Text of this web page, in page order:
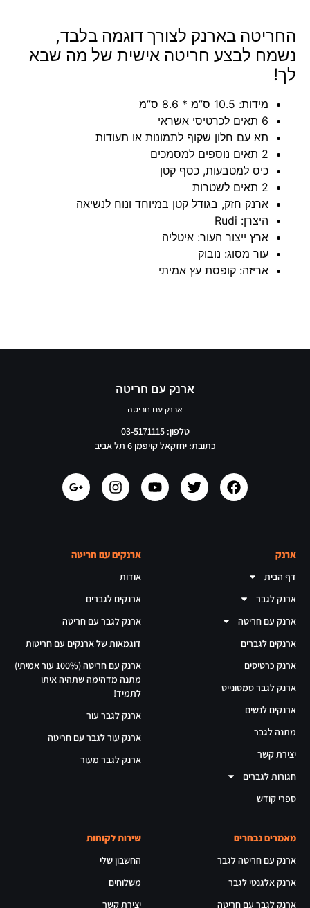
החריטה בארנק לצורך דוגמה בלבד,
נשמח לבצע חריטה אישית של מה שבא
לך!
מידות: 10.5 ס”מ * 8.6 ס”מ
6 תאים לכרטיסי אשראי
תא עם חלון שקוף לתמונות או תעודות
2 תאים נוספים למסמכים
כיס למטבעות, כסף קטן
2 תאים לשטרות
ארנק חזק, בגודל קטן במיוחד ונוח לנשיאה
היצרן: Rudi
ארץ ייצור העור: איטליה
עור מסוג: נובוק
אריזה: קופסת עץ אמיתי
ארנק עם חריטה
ארנק עם חריטה
טלפון: 03-5171115
כתובת: יחזקאל קויפמן 6 תל אביב
ארנק
דף הבית
ארנק לגבר
ארנק עם חריטה
ארנקים לגברים
ארנק כרטיסים
ארנק לגבר סמסונייט
ארנקים לנשים
מתנה לגבר
יצירת קשר
חגורות לגברים
ספרי קודש
ארנקים עם חריטה
אודות
ארנקים לגברים
ארנק לגבר עם חריטה
דוגמאות של ארנקים עם חריטות
ארנק עם חריטה (100% עור אמיתי)
מתנה מדהימה שתהיה איתו
לתמיד!
ארנק לגבר עור
ארנק עור לגבר עם חריטה
ארנק לגבר מעור
מאמרים נבחרים
ארנק עם חריטה לגבר
ארנק אלגנטי לגבר
ארנק לגבר עם חריטה
שירות לקוחות
החשבון שלי
משלוחים
יצירת קשר